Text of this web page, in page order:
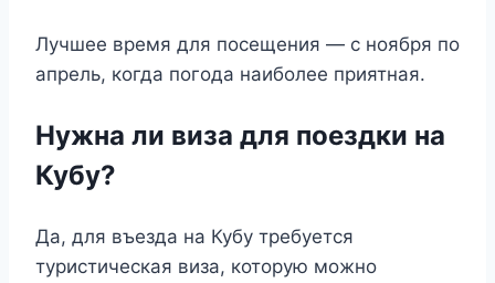
Лучшее время для посещения — с ноября по
апрель, когда погода наиболее приятная.
Нужна ли виза для поездки на
Кубу?
Да, для въезда на Кубу требуется
туристическая виза, которую можно